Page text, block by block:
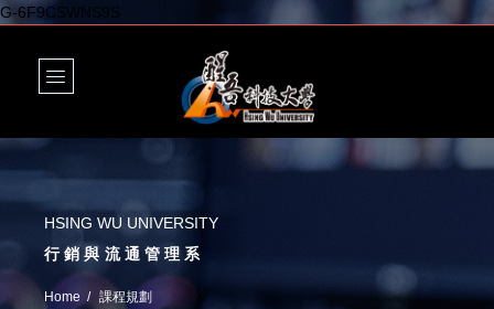
G-6F9CSWNS9S
HSING WU UNIVERSITY
行銷與流通管理系
Home 課程規劃